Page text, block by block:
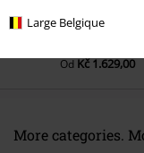
Large Belgique
Od Kč 1.629,00
More categories.